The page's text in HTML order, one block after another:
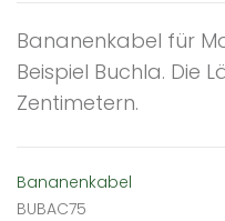
Bananenkabel für
Beispiel Buchla. Die
Zentimetern.
Bananenkabel
BUBAC75